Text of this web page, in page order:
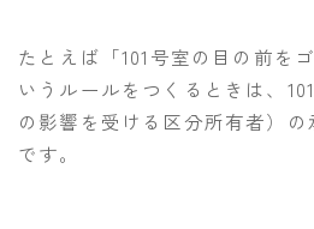
たとえば「101号室の目の前を
いうルールをつくるときは、
の影響を受ける区分所有者）
です。